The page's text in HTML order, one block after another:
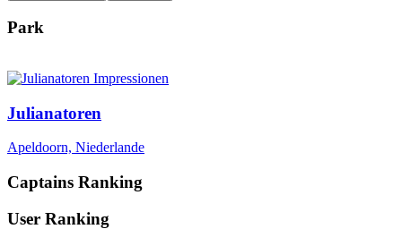
Park
Julianatoren
Apeldoorn, Niederlande
Captains Ranking
User Ranking